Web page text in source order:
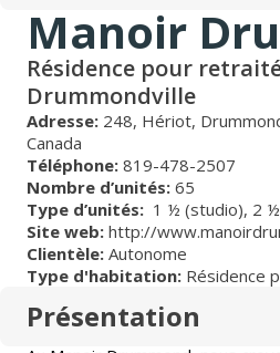
Manoir
Résidence pour
Drummondville
Adresse: 248, Hériot,
Canada
Téléphone: 819-478-2507
Nombre d’unités: 65
Type d’unités: 1 ½ (studio), 2
Site web: http://
Clientèle: Autonome
Type d'habitation: Résidence
Présentation